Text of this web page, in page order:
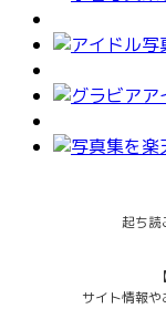
起ち読
サイト情報や